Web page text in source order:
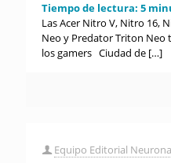
Tiempo de lectura: 5
Las Acer Nitro V, Nitro 16,
Neo y Predator Triton Neo
los gamers Ciudad de […]
Equipo Editorial